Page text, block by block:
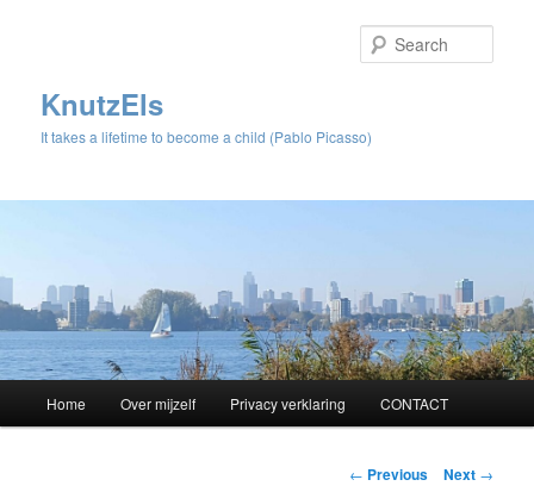
KnutzEls
It takes a lifetime to become a child (Pablo Picasso)
Skip
Home Over mijzelf Privacy verklaring CONTACT
Post
← Previous Next →